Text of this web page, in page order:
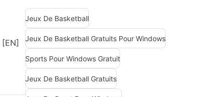
Jeux De Basketball
Jeux De Basketball Gratuits Pour Windows
Sports Pour Windows Gratuit
Jeux De Basketball Gratuits